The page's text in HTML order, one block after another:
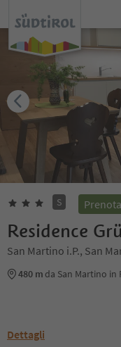
S
Residence
San Martino i.P., San
480 m da San Martino in
Dettagli